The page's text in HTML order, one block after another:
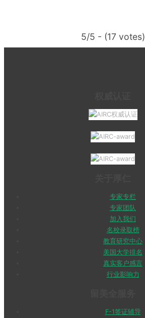
5/5 - (17 votes)
专家专栏
专家团队
加入我们
名校录取榜
教育研究中心
美国大学排名
真实客户感言
行业影响力
F-1签证辅导